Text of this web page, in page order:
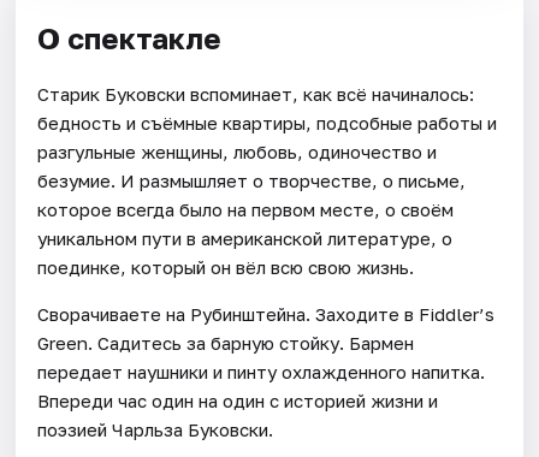
О спектакле
Старик Буковски вспоминает, как всё начиналось:
бедность и съёмные квартиры, подсобные работы и
разгульные женщины, любовь, одиночество и
безумие. И размышляет о творчестве, о письме,
которое всегда было на первом месте, о своём
уникальном пути в американской литературе, о
поединке, который он вёл всю свою жизнь.
Сворачиваете на Рубинштейна. Заходите в Fiddler’s
Green. Садитесь за барную стойку. Бармен
передает наушники и пинту охлажденного напитка.
Впереди час один на один с историей жизни и
поэзией Чарльза Буковски.